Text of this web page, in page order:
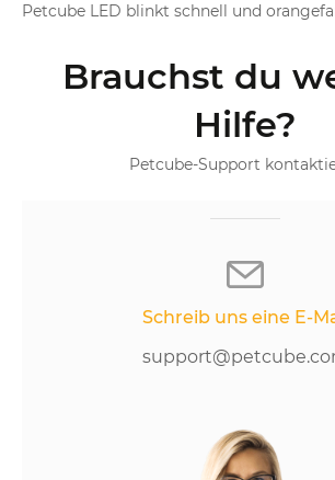
Petcube LED blinkt schnell und
Brauchst du
Hilfe?
Petcube-Support
Schreib uns eine E-